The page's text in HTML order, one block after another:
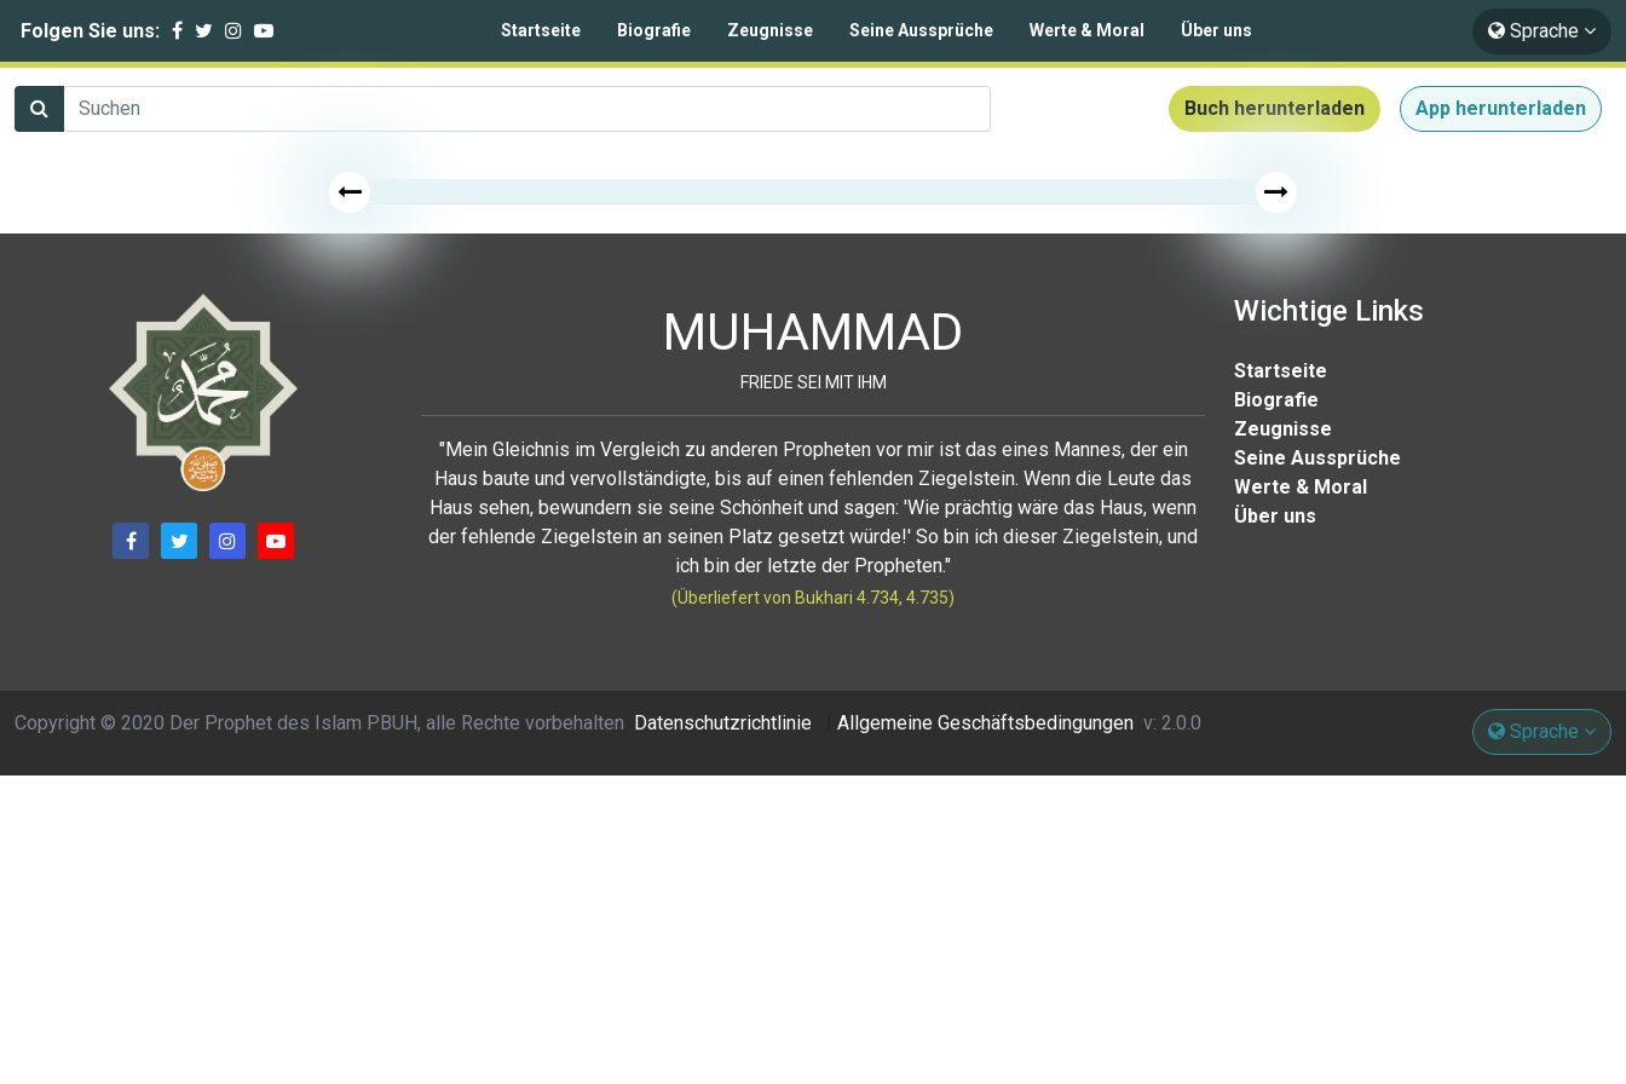
Folgen Sie uns: Startseite Biografie Zeugnisse Seine Aussprüche Werte & Moral Über uns Sprache
Buch herunterladen App herunterladen
MUHAMMAD
FRIEDE SEI MIT IHM
"Mein Gleichnis im Vergleich zu anderen Propheten vor mir ist das eines Mannes, der ein
Haus baute und vervollständigte, bis auf einen fehlenden Ziegelstein. Wenn die Leute das
Haus sehen, bewundern sie seine Schönheit und sagen: 'Wie prächtig wäre das Haus, wenn
der fehlende Ziegelstein an seinen Platz gesetzt würde!' So bin ich dieser Ziegelstein, und
ich bin der letzte der Propheten."
(Überliefert von Bukhari 4.734, 4.735)
Wichtige Links
Startseite
Biografie
Zeugnisse
Seine Aussprüche
Werte & Moral
Über uns
Copyright © 2020 Der Prophet des Islam PBUH, alle Rechte vorbehalten Datenschutzrichtlinie Allgemeine Geschäftsbedingungen v: 2.0.0 Sprache